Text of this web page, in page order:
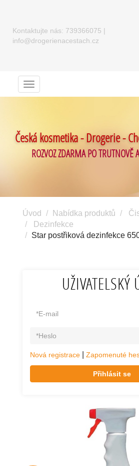
Kontaktujte nás: 739366075 |
info@drogerienacestach.cz
Menu
Česká kosmetika - Drogerie -
ROZVOZ ZDARMA PO TRUTNOVĚ
Úvod Nabídka produktů
Dezinfekce
Star postřiková dezinfekce
UŽIVATELSKÝ
Nová registrace Zapomenuté
Přihlásit se